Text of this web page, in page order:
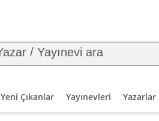
Yeni Çıkanlar Yayınevleri Yazarlar